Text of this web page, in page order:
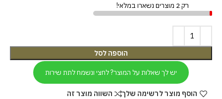
רק 2 מוצרים נשארו במלאי!
הוספה לסל
יש לך שאלות על המוצר? לחצי ונשמח לתת שירות
הוסף מוצר לרשימה שלך השווה מוצר זה